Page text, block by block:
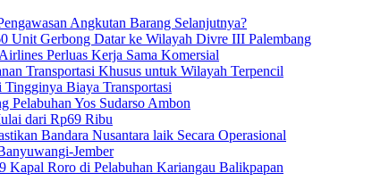
Angkutan Barang Selanjutnya?
Gerbong Datar ke Wilayah Divre III Palembang
Perluas Kerja Sama Komersial
Transportasi Khusus untuk Wilayah Terpencil
Biaya Transportasi
Pelabuhan Yos Sudarso Ambon
dari Rp69 Ribu
Bandara Nusantara laik Secara Operasional
Jember
Kapal Roro di Pelabuhan Kariangau Balikpapan